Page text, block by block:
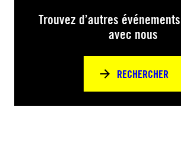
Trouvez d’autres
avec nous
RECHERCHER